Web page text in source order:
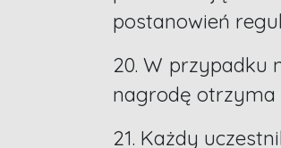
postanowień
20. W przypadku
nagrodę otrzyma
21. Każdy